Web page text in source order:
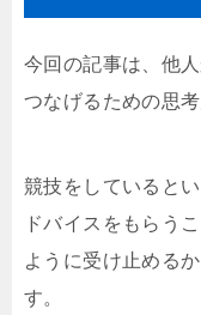
今回の記事は、他
つなげるための思
競技をしていると
ドバイスをもらう
ように受け止める
す。